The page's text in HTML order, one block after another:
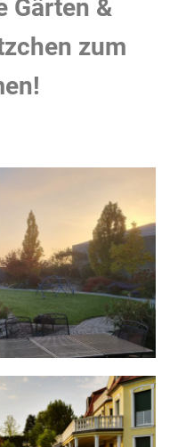
Gärten &
zum